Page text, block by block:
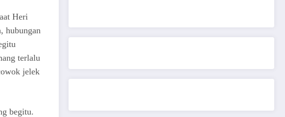
Heri
hubungan
terlalu
jelek
begitu.